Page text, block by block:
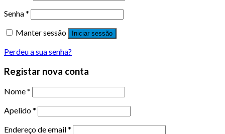
Senha*
Manter sessão
Iniciar sessão
Perdeu a sua senha?
Registar nova conta
Nome*
Apelido*
Endereço de email*